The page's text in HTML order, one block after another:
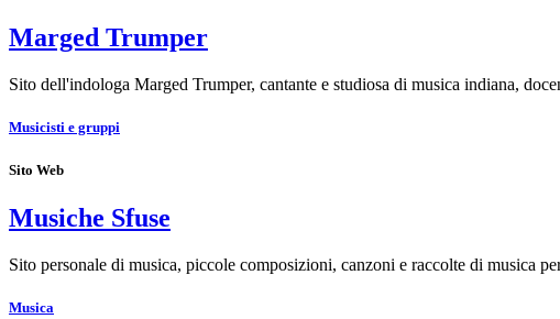
Marged Trumper
Sito dell'indologa Marged Trumper, cantante e studiosa di musica indiana,
Musicisti e gruppi
Sito Web
Musiche Sfuse
Sito personale di musica, piccole composizioni, canzoni e raccolte di musica
Musica